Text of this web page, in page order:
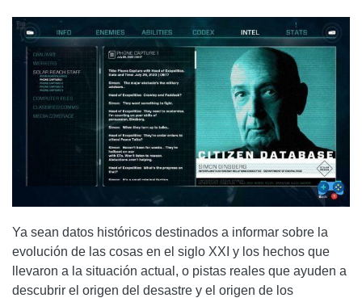
Ya sean datos históricos destinados a informar sobre la
evolución de las cosas en el siglo XXI y los hechos que
llevaron a la situación actual, o pistas reales que ayuden a
descubrir el origen del desastre y el origen de los